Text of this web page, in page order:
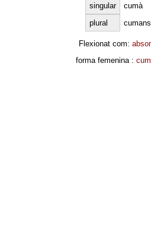
singular
cumà
plural
cumans
Flexionat com:
forma femenina :